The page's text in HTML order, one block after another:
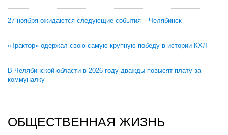
27 ноября ожидаются следующие события – Челябинск
«Трактор» одержал свою самую крупную победу в истории КХЛ
В Челябинской области в 2026 году дважды повысят плату за
коммуналку
ОБЩЕСТВЕННАЯ ЖИЗНЬ